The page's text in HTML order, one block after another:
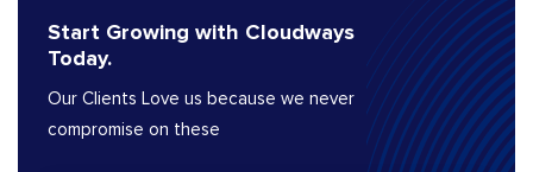
Start Growing with Cloudways
Today.
Our Clients Love us because we never
compromise on these